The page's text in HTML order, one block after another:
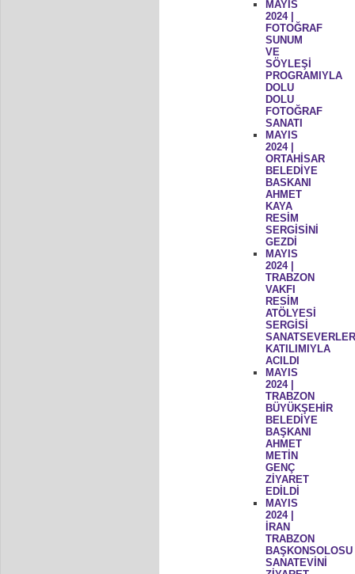
MAYIS
2024 |
FOTOĞRAF
SUNUM
VE
SÖYLEŞİ
PROGRAMIYLA
DOLU
DOLU
FOTOĞRAF
SANATI
MAYIS
2024 |
ORTAHİSAR
BELEDİYE
BASKANI
AHMET
KAYA
RESİM
SERGİSİNİ
GEZDİ
MAYIS
2024 |
TRABZON
VAKFI
RESİM
ATÖLYESİ
SERGİSİ
KATILIMIYLA
ACILDI
MAYIS
2024 |
TRABZON
BÜYÜKŞEHİR
BELEDİYE
BAŞKANI
AHMET
METİN
GENÇ
ZİYARET
EDİLDİ
MAYIS
2024 |
İRAN
TRABZON
BAŞKONSOLOSU
SANATEVİNİ